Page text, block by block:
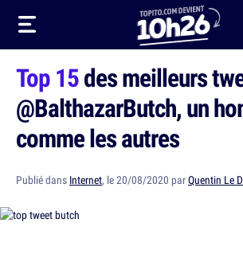
Top 15des meilleurs
@BalthazarButch, un
comme les autres
Publié dans Internet, le 20/08/2020 parQuentin Le